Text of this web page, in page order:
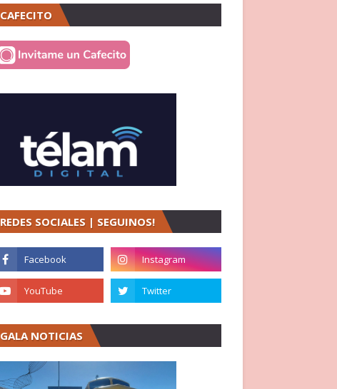
CAFECITO
REDES SOCIALES | SEGUINOS!
GALA NOTICIAS